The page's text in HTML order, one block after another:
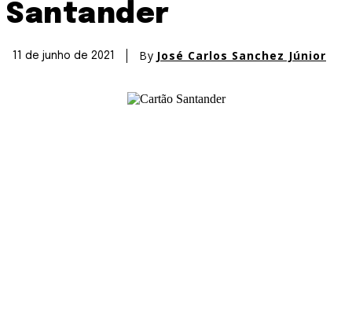
Santander
11 de junho de 2021 By José Carlos Sanchez Júnior